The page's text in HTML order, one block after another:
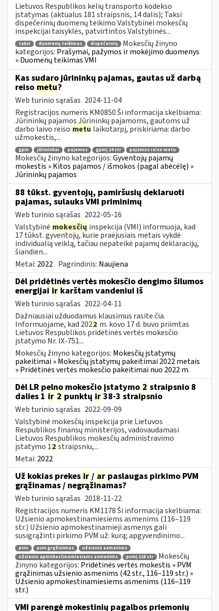
Lietuvos Respublikos kelių transporto kodekso
įstatymas (aktualus 181 straipsnis, 14 dalis); Taksi
dispečerinių duomenų teikimo Valstybinei mokesčių
inspekcijai taisyklės, patvirtintos Valstybinės...
taksi duomenų teikimas dispečernių
Mokesčių žinyno
kategorijos: Prašymai, pažymos ir mokėjimo duomenys
» Duomenų teikimas VMI
Kas sudaro jūrininkų pajamas, gautas už darbą
reiso metu?
Web turinio sąrašas 2024-11-04
Registracijos numeris KM0850 Ši informacija skelbiama:
Jūrininkų pajamos Jūrininkų pajamoms, gautoms už
darbo laivo reiso metu laikotarpį, priskiriama: darbo
užmokestis,...
gpm jūrininkai pajamos gpmį 14 str pajamos reiso metu
Mokesčių žinyno kategorijos:Gyventojų pajamų
mokestis » Kitos pajamos / išmokos (pagal abėcėlę) »
Jūrininkų pajamos
88 tūkst. gyventojų, pamiršusių deklaruoti
pajamas, sulauks VMI priminimų
Web turinio sąrašas 2022-05-16
Valstybinė mokesčių inspekcija (VMI) informuoja, kad
17 tūkst. gyventojų, kurie praėjusiais metais vykdė
individualią veiklą, tačiau nepateikė pajamų deklaracijų,
šiandien...
Metai: 2022 Pagrindinis: Naujiena
Dėl pridėtinės vertės mokesčio dengimo šilumos
energijai ir karštam vandeniui iš
Web turinio sąrašas 2022-04-11
Dažniausiai užduodamus klausimus rasite čia.
Informuojame, kad 2022 m. kovo 17 d. buvo priimtas
Lietuvos Respublikos pridėtinės vertės mokesčio
įstatymo Nr. IX-751...
Mokesčių žinyno kategorijos: Mokesčių įstatymų
pakeitimai » Mokesčių įstatymų pakeitimai 2022 metais
» Pridėtinės vertės mokesčio pakeitimai nuo 2022 m.
Dėl LR pelno mokesčio įstatymo 2 straipsnio 8
dalies 1 ir 2 punktų ir 38-3 straipsnio
Web turinio sąrašas 2022-09-09
Valstybinė mokesčių inspekcija prie Lietuvos
Respublikos finansų ministerijos, vadovaudamasi
Lietuvos Respublikos mokesčių administravimo
įstatymo 12 straipsniu,...
Metai: 2022
Už kokias prekes ir / ar paslaugas pirkimo PVM
grąžinamas / negrąžinamas?
Web turinio sąrašas 2018-11-22
Registracijos numeris KM1178 Ši informacija skelbiama:
Užsienio apmokestinamiesiems asmenims (116–119
str.) Užsienio apmokestinamieji asmenys gali
susigrąžinti pirkimo PVM už: kurą; apgyvendinimo...
pvm pvm grąžinimas
užsienio asmenims
užsienio apmokestinamiesiems asmenims
pvmį 118 str
Mokesčių
žinyno kategorijos: Pridėtinės vertės mokestis » PVM
grąžinimas užsienio asmenims (42 str., 116–119 str.) »
Užsienio apmokestinamiesiems asmenims (116–119
str.)
VMI parengė mokestinių pagalbos priemonių